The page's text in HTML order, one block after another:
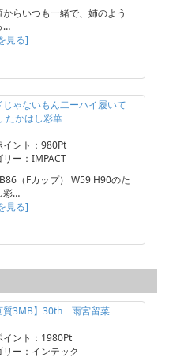
からいつも一緒で、姉のよう
…
見る]
じゃないもん二ーハイ履いて
たかはし彩華
イント：980Pt
リー：IMPACT
（Fカップ） W59 H90のた
彩…
見る]
質3MB】30th 雨宮留菜
イント：1980Pt
リー：インテック